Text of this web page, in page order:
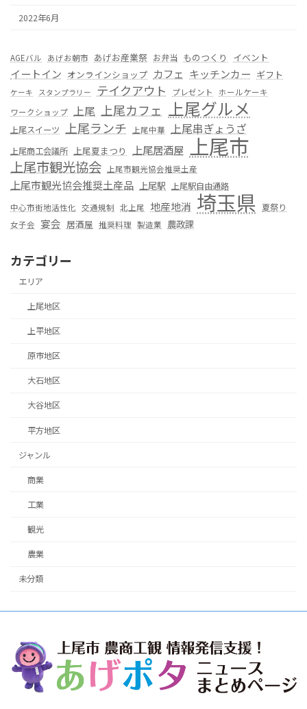
2022年6月
AGEバル あげお朝市 あげお産業祭 お弁当 ものつくり イベント
イートイン オンラインショップ カフェ キッチンカー ギフト
ケーキ スタンプラリー テイクアウト プレゼント
ホールケーキ
ワークショップ 上尾 上尾カフェ 上尾グルメ
上尾スイーツ 上尾ランチ 上尾中華 上尾串ぎょうざ
上尾商工会議所 上尾夏まつり 上尾居酒屋 上尾市
上尾市観光協会 上尾市観光協会推奨土産
上尾市観光協会推奨土産品 上尾駅 上尾駅自由通路
中心市街地活性化 交通規制 北上尾 地産地消 埼玉県 夏祭り
女子会 宴会 居酒屋 推奨料理 製造業 農政課
カテゴリー
エリア
上尾地区
上平地区
原市地区
大石地区
大谷地区
平方地区
ジャンル
商業
工業
観光
農業
未分類